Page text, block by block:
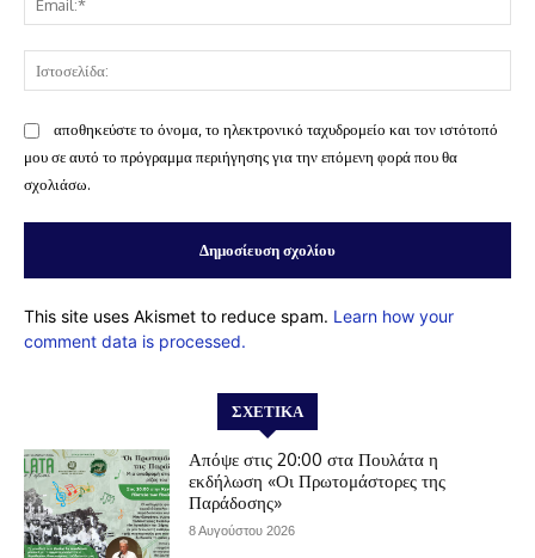
αποθηκεύστε το όνομα, το ηλεκτρονικό ταχυδρομείο και τον ιστότοπό
μου σε αυτό το πρόγραμμα περιήγησης για την επόμενη φορά που θα
σχολιάσω.
This site uses Akismet to reduce spam. Learn how your
comment data is processed.
ΣΧΕΤΙΚΆ
Απόψε στις 20:00 στα Πουλάτα η
εκδήλωση «Οι Πρωτομάστορες της
Παράδοσης»
8 Αυγούστου 2026